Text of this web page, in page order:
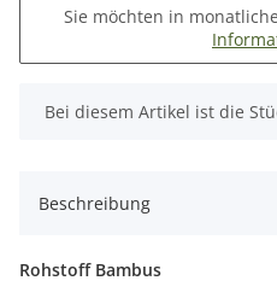
Sie möchten in
x
Bei diesem Artikel ist die
Beschreibung
Rohstoff Bambus